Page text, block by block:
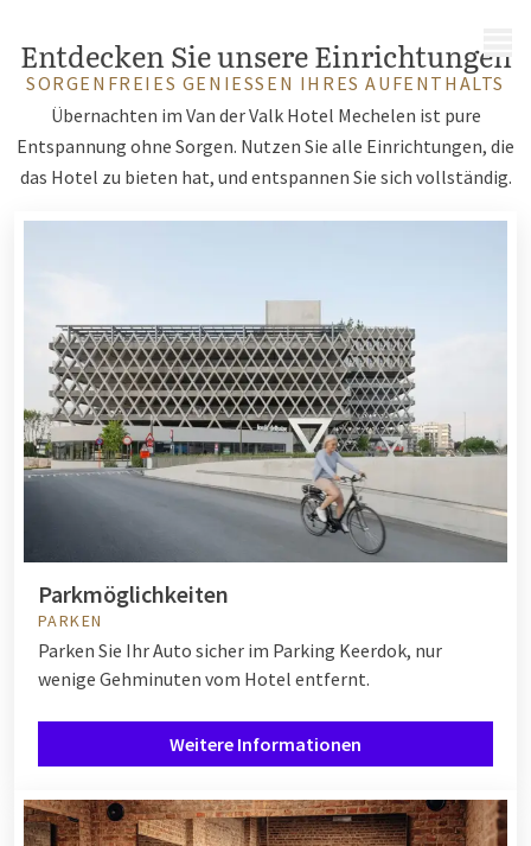
Entdecken Sie unsere Einrichtungen
SORGENFREIES GENIESSEN IHRES AUFENTHALTS
Übernachten im Van der Valk Hotel Mechelen ist pure
Entspannung ohne Sorgen. Nutzen Sie alle Einrichtungen, die
das Hotel zu bieten hat, und entspannen Sie sich vollständig.
Parkmöglichkeiten
PARKEN
Parken Sie Ihr Auto sicher im Parking Keerdok, nur
wenige Gehminuten vom Hotel entfernt.
Weitere Informationen